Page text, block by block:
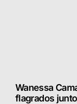
Wanessa
flagrados